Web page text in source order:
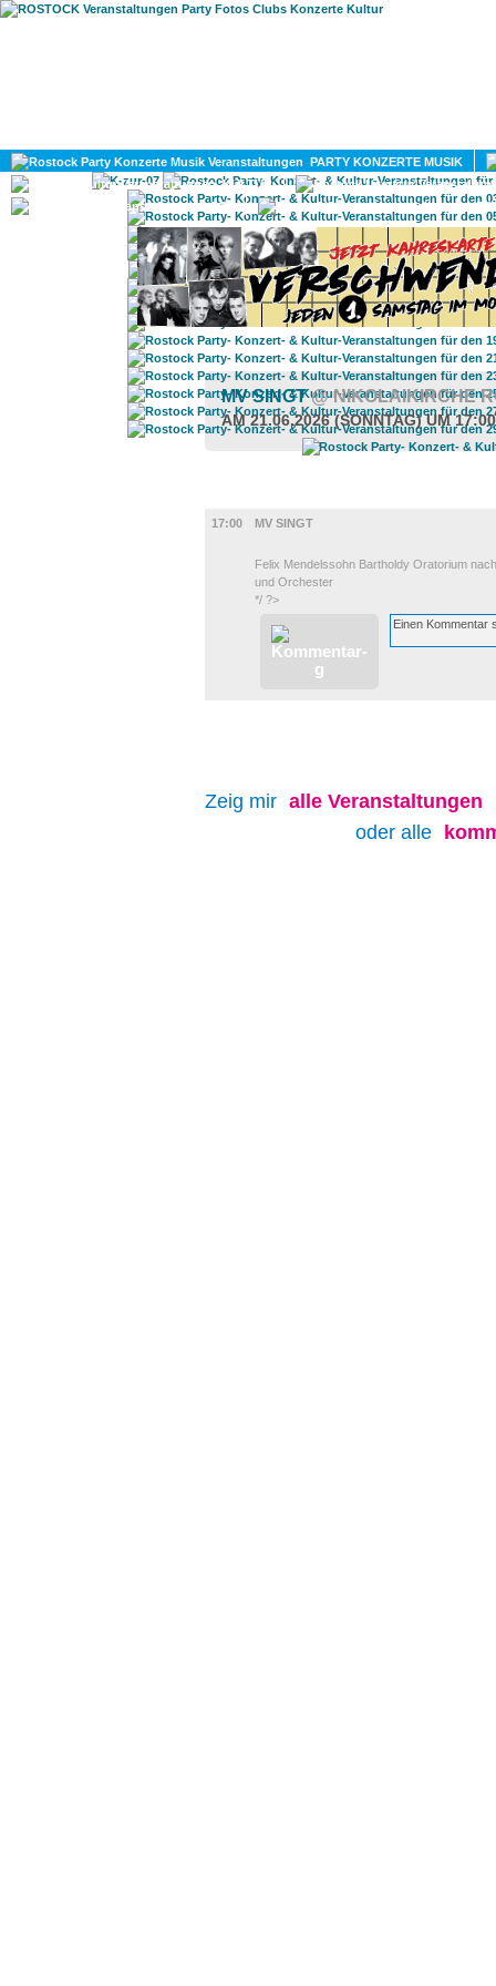
PARTY KONZERTE MUSIK
KULTUR
GAY
MV SINGT@ NIKOLAIKIRCHE
AM 21.06.2026 (SONNTAG) UM
17:00
MV SINGT
Felix Mendelssohn Bartholdy Oratorium
und Orchester
*/ ?>
Zeig mir alle Veranstaltungen
oder alle